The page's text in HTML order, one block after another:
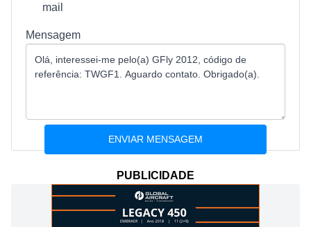
mail
Mensagem
PUBLICIDADE